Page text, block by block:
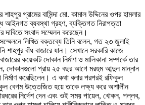
গ্রামের বাসিন্দা মো. কামাল উদ্দিনের ওপর হামলার
আইনগত ব্যবস্থা গ্রহণ, ব্যক্তিগত নিরাপত্তা
দাবিতে সংবাদ সম্মেলন করেছেন।
সম্মেলনে লিখিত বক্তব্যে তিনি বলেন, গত ২৩ জুলাই
শাহপুর বাঁধ বাজারে যান। সেখানে সরকারি কাজে
কয়েকটি দোকান নির্মাণ ও মালিকানা সম্পর্কে তার
দোকানগুলো প্রায় ২৫ বছর আগে মরহুম আব্দুল মান্নান
নির্মাণ করেছিলেন। এ কথা বলার পরপরই রফিকুল
বেগম উত্তেজিত হয়ে তাকে লক্ষ্য করে অশালীন
নির্দেশ দেন এবং ওই সময় পায়েল, খোকন, পল্লব,